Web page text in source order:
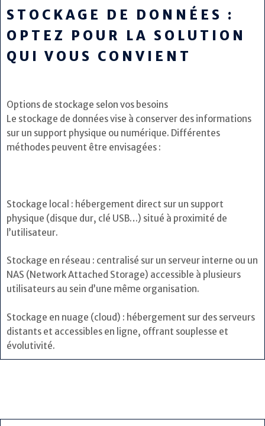
STOCKAGE DE DONNÉES :
OPTEZ POUR LA SOLUTION
QUI VOUS CONVIENT
Options de stockage selon vos besoins
Le stockage de données vise à conserver des informations
sur un support physique ou numérique. Différentes
méthodes peuvent être envisagées :
Stockage local : hébergement direct sur un support
physique (disque dur, clé USB…) situé à proximité de
l’utilisateur.
Stockage en réseau : centralisé sur un serveur interne ou un
NAS (Network Attached Storage) accessible à plusieurs
utilisateurs au sein d’une même organisation.
Stockage en nuage (cloud) : hébergement sur des serveurs
distants et accessibles en ligne, offrant souplesse et
évolutivité.